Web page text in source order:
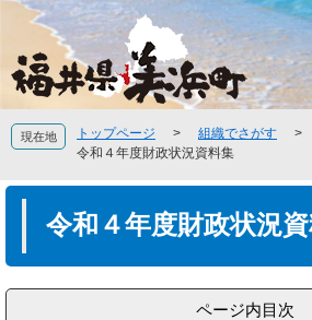
の
頭
で
。
ー
飛
ば
て
へ
現在地 トップページ > 組織でさがす >
令和４年度財政状況資料集
令和４年度財政状況
ページ内目次